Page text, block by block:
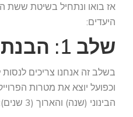
אז בואו ונתחיל בשיטת ששת
היעדים:
שלב 1: הבנת מטרות על
בשלב זה אנחנו צריכים
הבינוני (שנה) והארוך (3 שנים):